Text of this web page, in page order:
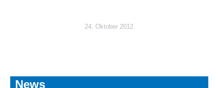
24. Oktober 2012
News